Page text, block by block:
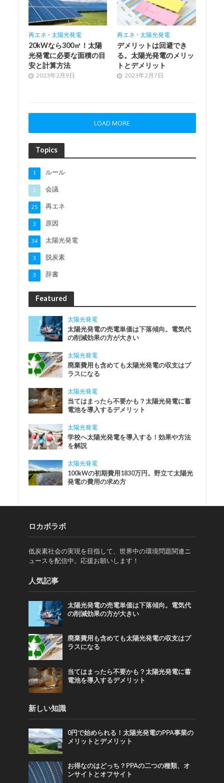
再エネ • 太陽光発電
20kWなら300㎡！太陽
光発電に必要な面積の目
安と計算方法
2023年2月9日
再エネ • 太陽光発電
デメリットは回避でき
る。太陽光発電のメリッ
トとデメリット
2023年2月7日
LOAD MORE
Topics
ルール
1
会議
2
再エネ
25
原因
3
太陽光発電
34
脱炭素
3
辞書
3
Featured
太陽光発電
太陽光発電の売電単価は下落傾向。電気代
の削減効果の方が大きい
太陽光発電
廃棄費用も含めても太陽光発電の収支はプ
ラスになる
太陽光発電
当てはまったら不要かも？太陽光発電に蓄
電池を導入するデメリット
太陽光発電
学校へ太陽光発電を導入する！効果や方法
を解説
太陽光発電
100kWの初期費用1830万円。野立て太陽光
発電の費用の求め方
ロカボラボ
低炭素社会の実現を目指して、世界中の環境問題関連ニ
ュースを配信中。応援お願いします！
人気記事
太陽光発電の売電単価は下落傾向。電気代
の削減効果の方が大きい
廃棄費用も含めても太陽光発電の収支はプ
ラスになる
当てはまったら不要かも？太陽光発電に蓄
電池を導入するデメリット
新しい知識
0円で始められる！太陽光発電のPPA事業の
メリットとデメリット
お得なのはどっち？PPAの二つの種類、オ
ンサイトとオフサイト